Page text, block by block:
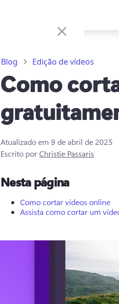
Blog Edição de vídeos
Como
Atualizado em 9 de abril de 2025
Escrito porChristie Passaris
Nesta página
Como cortar vídeos online
Assista como cortar um